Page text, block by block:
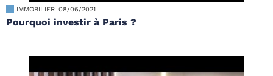
IMMOBILIER 08/06/2021
Pourquoi investir à Paris ?